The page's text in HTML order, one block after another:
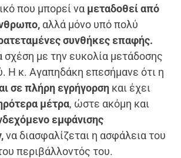
που μπορεί να μεταδοθεί από
αλλά μόνο υπό πολύ
συνθήκες επαφής.
σχέση με την ευκολία μετάδοσης
Η κ. Αγαπηδάκη επεσήμανε ότι η
σε πλήρη εγρήγορση και έχει
μέτρα, ώστε ακόμη και
εμφάνισης
να διασφαλίζεται η ασφάλεια του
περιβάλλοντός του.